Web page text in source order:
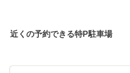
近くの予約できる特P駐車場